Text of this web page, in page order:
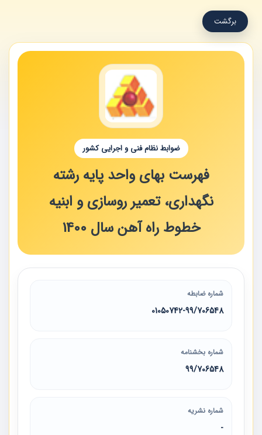
برگشت
ضوابط نظام فنی و اجرایی کشور
فهرست بهای واحد پایه رشته
نگهداری، تعمیر روسازی و ابنیه
خطوط راه آهن سال 1400
شماره ضابطه
01050742-99/706548
شماره بخشنامه
99/706548
شماره نشریه
-